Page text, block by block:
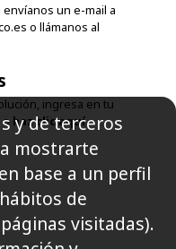
un e-mail a
o llámanos al
ingresa en tu
o haz clic aquí
y de terceros
mostrarte
base a un perfil
de
visitadas).